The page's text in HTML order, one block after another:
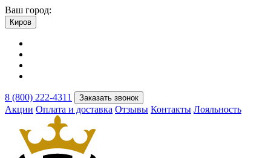
Ваш город:
Киров
8 (800) 222-4311 Заказать звонок
Акции Оплата и доставка Отзывы Контакты Лояльность